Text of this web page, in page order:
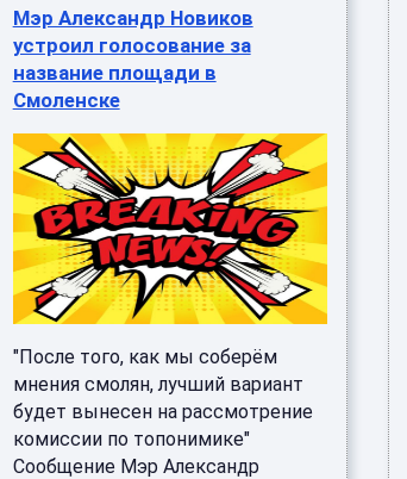
Мэр Александр Новиков
устроил голосование за
название площади в
Смоленске
"После того, как мы соберём
мнения смолян, лучший вариант
будет вынесен на рассмотрение
комиссии по топонимике"
Сообщение Мэр Александр